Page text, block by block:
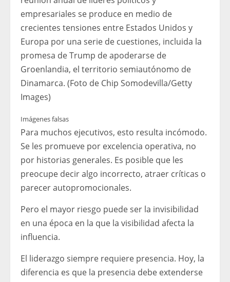
empresariales se produce en medio de
crecientes tensiones entre Estados Unidos y
Europa por una serie de cuestiones, incluida la
promesa de Trump de apoderarse de
Groenlandia, el territorio semiautónomo de
Dinamarca. (Foto de Chip Somodevilla/Getty
Images)
Imágenes falsas
Para muchos ejecutivos, esto resulta incómodo.
Se les promueve por excelencia operativa, no
por historias generales. Es posible que les
preocupe decir algo incorrecto, atraer críticas o
parecer autopromocionales.
Pero el mayor riesgo puede ser la invisibilidad
en una época en la que la visibilidad afecta la
influencia.
El liderazgo siempre requiere presencia. Hoy, la
diferencia es que la presencia debe extenderse